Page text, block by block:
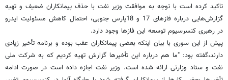
تاکید کرده است با توجه به موافقت وزیر نفت با حذف پیمانکاران ضعیف و تهیه
گزارش‌هایی درباره فازهای 17 و 18پارس جنوبی، احتمال کاهش مسئولیت ایدرو
در رهبری کنسرسیوم توسعه این فازها وجود دارد.
پیش از این سوری با بیان اینکه بعضی پیمانکاران عقب بوده و برنامه تأخیر زیادی
دارند،گفته بود: "ما هم درباره این تأخیرها گزارش تهیه کردیم که به شرکت ملی
نفت و ستاد وزارتی ارائه شده است. وزیر نفت اجازه داده است در صورت ادامه